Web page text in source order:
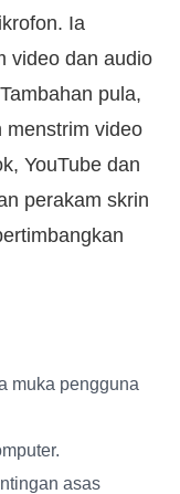
Ia
video dan audio
pula,
menstrim video
YouTube dan
perakam skrin
muka pengguna
asas